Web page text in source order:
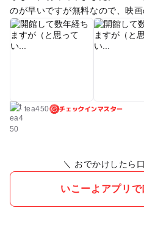
のが早いですが無料なので、映
中は原則撮影禁止です。
tea450 チェックインマスター
＼ おでかけしたら
いこーよアプリで